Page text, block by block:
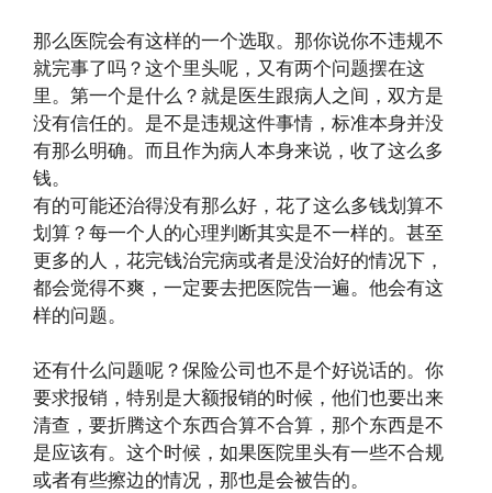
那么医院会有这样的一个选取。那你说你不违规不
就完事了吗？这个里头呢，又有两个问题摆在这
里。第一个是什么？就是医生跟病人之间，双方是
没有信任的。是不是违规这件事情，标准本身并没
有那么明确。而且作为病人本身来说，收了这么多
钱。
有的可能还治得没有那么好，花了这么多钱划算不
划算？每一个人的心理判断其实是不一样的。甚至
更多的人，花完钱治完病或者是没治好的情况下，
都会觉得不爽，一定要去把医院告一遍。他会有这
样的问题。
还有什么问题呢？保险公司也不是个好说话的。你
要求报销，特别是大额报销的时候，他们也要出来
清查，要折腾这个东西合算不合算，那个东西是不
是应该有。这个时候，如果医院里头有一些不合规
或者有些擦边的情况，那也是会被告的。